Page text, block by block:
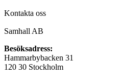
Kontakta oss
Samhall AB
Besöksadress:
Hammarbybacken 31
120 30 Stockholm